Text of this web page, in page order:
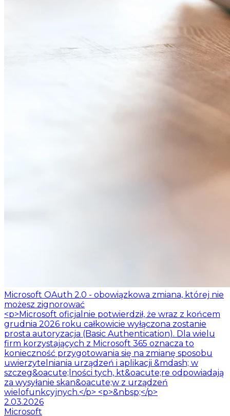
Microsoft OAuth 2.0 - obowiązkowa zmiana, której nie
możesz zignorować
<p>Microsoft oficjalnie potwierdził, że wraz z końcem
grudnia 2026 roku całkowicie wyłączona zostanie
prosta autoryzacja (Basic Authentication). Dla wielu
firm korzystających z Microsoft 365 oznacza to
konieczność przygotowania się na zmianę sposobu
uwierzytelniania urządzeń i aplikacji &mdash; w
szczeg&oacute;lności tych, kt&oacute;re odpowiadają
za wysyłanie skan&oacute;w z urządzeń
wielofunkcyjnych.</p> <p>&nbsp;</p>
2.03.2026
Microsoft